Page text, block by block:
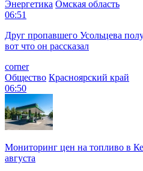
Энергетика Омская область
06:51
Друг пропавшего Усольцева
вот что он рассказал
corner
Общество Красноярский край
06:50
Мониторинг цен на топливо в
августа